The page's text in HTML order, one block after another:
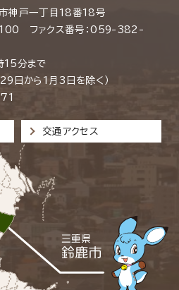
戸一丁目18番18号
ファクス番号：059-382-
15分まで
29日から1月3日を除く）
交通アクセス